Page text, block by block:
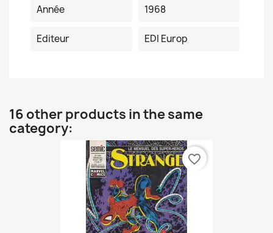
Année 1968
Editeur EDI Europ
16 other products in the same
category:
favorite_border